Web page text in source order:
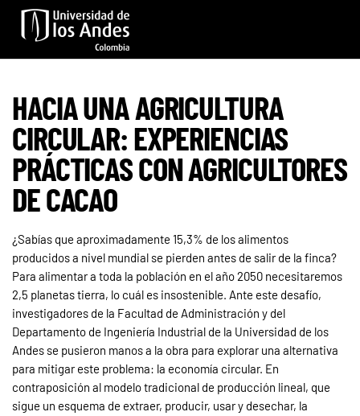
Skip to main content
HACIA UNA AGRICULTURA
CIRCULAR: EXPERIENCIAS
PRÁCTICAS CON AGRICULTORES
DE CACAO
¿Sabías que aproximadamente 15,3% de los alimentos
producidos a nivel mundial se pierden antes de salir de la finca?
Para alimentar a toda la población en el año 2050 necesitaremos
2,5 planetas tierra, lo cuál es insostenible. Ante este desafío,
investigadores de la Facultad de Administración y del
Departamento de Ingeniería Industrial de la Universidad de los
Andes se pusieron manos a la obra para explorar una alternativa
para mitigar este problema: la economía circular. En
contraposición al modelo tradicional de producción lineal, que
sigue un esquema de extraer, producir, usar y desechar, la